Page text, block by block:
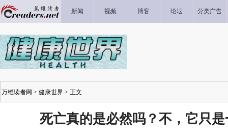
新闻 视频 博客 论坛 分类广告
万维读者网 > 健康世界 > 正文
死亡真的是必然吗？不，它只